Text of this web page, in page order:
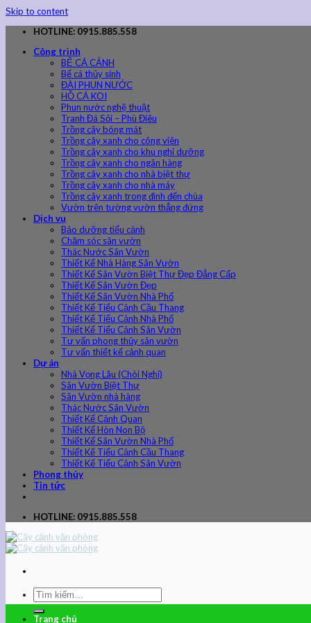
Skip to content
HOTLINE: 0915.885.558
Công trình
BỂ CÁ CẢNH
Bể cá thủy sinh
ĐÀI PHUN NƯỚC
HỒ CÁ KOI
Phun nước nghệ thuật
Tranh Đá Sỏi – Phù Điêu
Trồng cây bóng mát
Trồng cây xanh cho công viên
Trồng cây xanh cho khu nghỉ dưỡng
Trồng cây xanh cho ngân hàng
Trồng cây xanh cho nhà biệt thự
Trồng cây xanh cho nhà máy
Trồng cây xanh trong đình đến chùa
Vườn trên tường vườn thẳng đứng
Dịch vụ
Bảo dưỡng tiểu cảnh
Chăm sóc sân vườn
Thác Nước Sân Vườn
Thiết Kế Nhà Hàng Sân Vườn
Thiết Kế Sân Vườn Biệt Thự Đẹp Đẳng Cấp
Thiết Kế Sân Vườn Đẹp
Thiết Kế Sân Vườn Nhà Phố
Thiết Kế Tiểu Cảnh Cầu Thang
Thiết Kế Tiểu Cảnh Nhà Phố
Thiết Kế Tiểu Cảnh Sân Vườn
Tư vấn phong thủy sân vườn
Tư vấn thiết kế cảnh quan
Dự án
Nhà Vọng Lâu (Chòi Nghỉ)
Sân Vườn Biệt Thự
Sân Vườn nhà hàng
Thác Nước Sân Vườn
Thiết Kế Cảnh Quan
Thiết Kế Hòn Non Bộ
Thiết Kế Sân Vườn Nhà Phố
Thiết Kế Tiểu Cảnh Cầu Thang
Thiết Kế Tiểu Cảnh Sân Vườn
Phong thủy
Tin tức
HOTLINE: 0915.885.558
Trang chủ